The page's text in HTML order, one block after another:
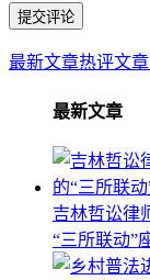
最新文章热评文章
最新文章
吉林哲讼律
“三所联动”